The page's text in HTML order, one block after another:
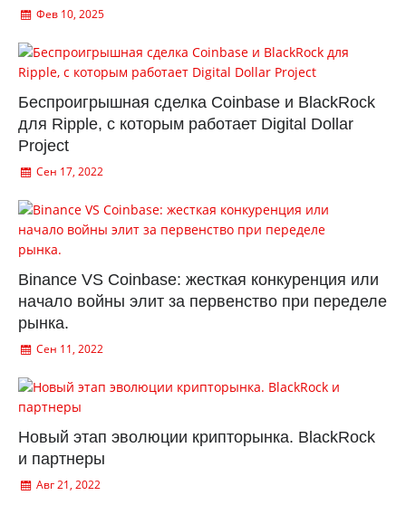
Фев 10, 2025
Беспроигрышная сделка Coinbase и BlackRock
для Ripple, с которым работает Digital Dollar
Project
Сен 17, 2022
Binance VS Coinbase: жесткая конкуренция или
начало войны элит за первенство при переделе
рынка.
Сен 11, 2022
Новый этап эволюции крипторынка. BlackRock
и партнеры
Авг 21, 2022